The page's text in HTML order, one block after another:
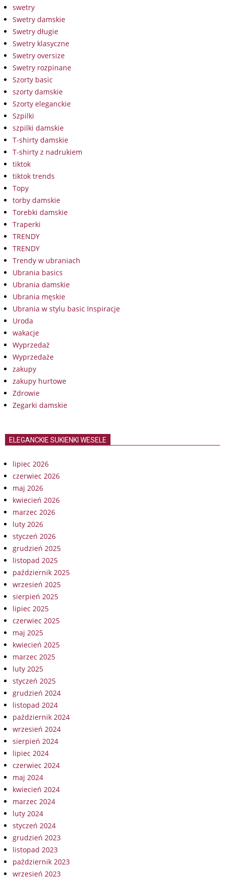
swetry
Swetry damskie
Swetry długie
Swetry klasyczne
Swetry oversize
Swetry rozpinane
Szorty basic
szorty damskie
Szorty eleganckie
Szpilki
szpilki damskie
T-shirty damskie
T-shirty z nadrukiem
tiktok
tiktok trends
Topy
torby damskie
Torebki damskie
Traperki
TRENDY
TRENDY
Trendy w ubraniach
Ubrania basics
Ubrania damskie
Ubrania męskie
Ubrania w stylu basic Inspiracje
Uroda
wakacje
Wyprzedaż
Wyprzedaże
zakupy
zakupy hurtowe
Zdrowie
Zegarki damskie
ELEGANCKIE SUKIENKI WESELE
lipiec 2026
czerwiec 2026
maj 2026
kwiecień 2026
marzec 2026
luty 2026
styczeń 2026
grudzień 2025
listopad 2025
październik 2025
wrzesień 2025
sierpień 2025
lipiec 2025
czerwiec 2025
maj 2025
kwiecień 2025
marzec 2025
luty 2025
styczeń 2025
grudzień 2024
listopad 2024
październik 2024
wrzesień 2024
sierpień 2024
lipiec 2024
czerwiec 2024
maj 2024
kwiecień 2024
marzec 2024
luty 2024
styczeń 2024
grudzień 2023
listopad 2023
październik 2023
wrzesień 2023